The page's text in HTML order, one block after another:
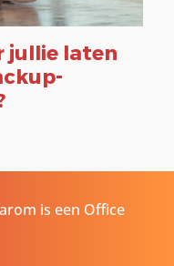
jullie laten
is een Office